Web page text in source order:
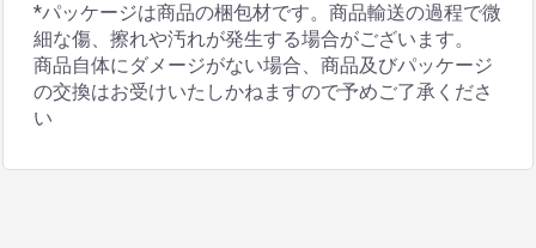
*パッケージは商品の梱包材です。商品輸送の過程で微
細な傷、擦れや汚れが発生する場合がございます。
商品自体にダメージがない場合、商品及びパッケージ
の交換はお受けいたしかねますので予めご了承くださ
い